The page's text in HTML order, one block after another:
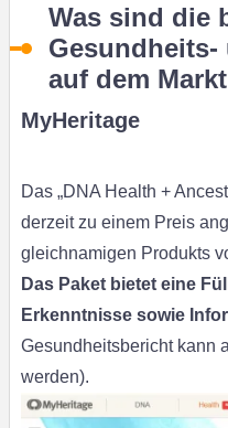
Was sind die
Gesundheits-
auf dem
MyHeritage
Das „DNA Health +
derzeit zu einem Preis
gleichnamigen Produkts
Das Paket bietet eine
Erkenntnisse sowie
Gesundheitsbericht kann
werden).